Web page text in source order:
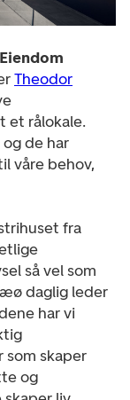
Theodor
et rålokale.
de har
våre behov,
fra
så vel som
daglig leder
har vi
som skaper
og